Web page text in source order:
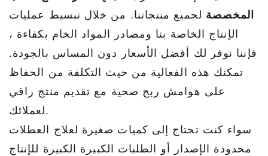
المخصصة لجميع منتجاتنا. من خلال تبسيط عمليات
الإنتاج الخاصة بنا ومصادر المواد الخام بكفاءة ،
فإننا نوفر لك أفضل الأسعار دون المساس بالجودة.
تمكنك هذه الفعالية من حيث التكلفة من الحفاظ
على هوامش ربح صحية مع تقديم منتج راقي
لعملائك.
سواء كنت تحتاج إلى كميات صغيرة لعلاج العطلات
محدودة الإصدار أو الطلبات الكبيرة الكبيرة للإنتاج